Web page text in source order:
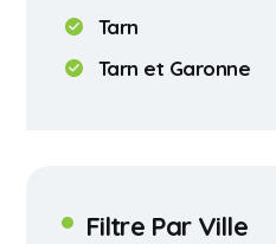
Tarn
Tarn et Garonne
Filtre Par Ville